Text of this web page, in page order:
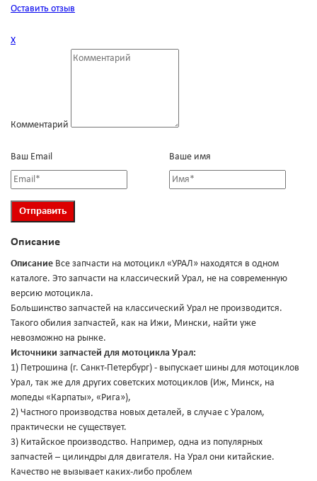
Оставить отзыв
Х
Комментарий
Ваш Email Ваше имя
Описание
Описание Все запчасти на мотоцикл «УРАЛ» находятся в одном
каталоге. Это запчасти на классический Урал, не на современную
версию мотоцикла.
Большинство запчастей на классический Урал не производится.
Такого обилия запчастей, как на Ижи, Мински, найти уже
невозможно на рынке.
Источники запчастей для мотоцикла Урал:
1) Петрошина (г. Санкт-Петербург) - выпускает шины для мотоциклов
Урал, так же для других советских мотоциклов (Иж, Минск, на
мопеды «Карпаты», «Рига»),
2) Частного производства новых деталей, в случае с Уралом,
практически не существует.
3) Китайское производство. Например, одна из популярных
запчастей – цилиндры для двигателя. На Урал они китайские.
Качество не вызывает каких-либо проблем